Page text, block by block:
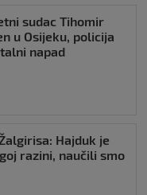
sudac Tihomir
u Osijeku, policija
napad
Hajduk je
razini, naučili smo